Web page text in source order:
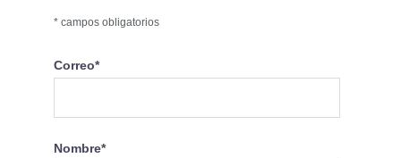
* campos obligatorios
Correo*
Nombre*